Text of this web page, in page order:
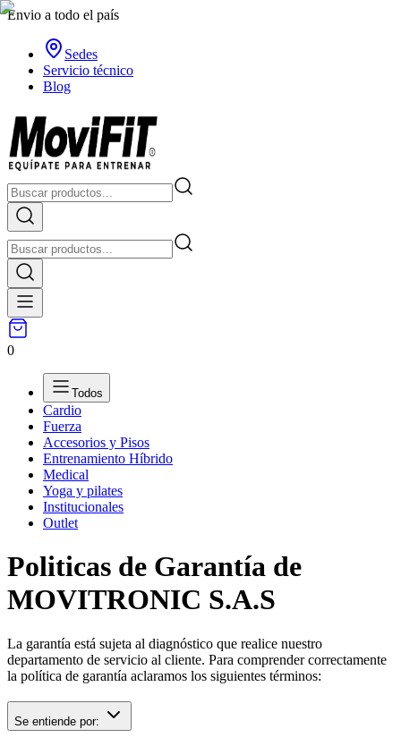
Envio a todo el país
Sedes
Servicio técnico
Blog
0
Todos
Cardio
Fuerza
Accesorios y Pisos
Entrenamiento Híbrido
Medical
Yoga y pilates
Institucionales
Outlet
Politicas de Garantía de
MOVITRONIC S.A.S
La garantía está sujeta al diagnóstico que realice nuestro
departamento de servicio al cliente. Para comprender correctamente
la política de garantía aclaramos los siguientes términos:
Se entiende por: